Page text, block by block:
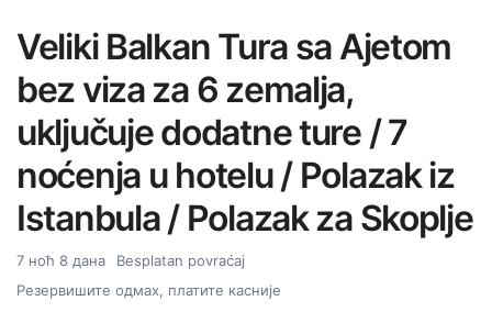
Veliki Balkan Tura sa Ajetom
bez viza za 6 zemalja,
uključuje dodatne ture / 7
noćenja u hotelu / Polazak iz
Istanbula / Polazak za Skoplje
7 ноћ 8 дана
Besplatan povraćaj
Резервишите одмах, платите касније